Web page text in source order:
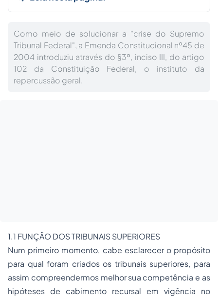
Como meio de solucionar a "crise do Supremo
Tribunal Federal", a Emenda Constitucional nº45 de
2004 introduziu através do §3º, inciso III, do artigo
102 da Constituição Federal, o instituto da
repercussão geral.
1.1 FUNÇÃO DOS TRIBUNAIS SUPERIORES
Num primeiro momento, cabe esclarecer o propósito
para qual foram criados os tribunais superiores, para
assim compreendermos melhor sua competência e as
hipóteses de cabimento recursal em vigência no